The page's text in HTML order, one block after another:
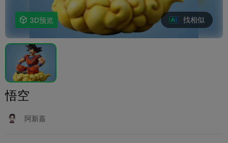
 3D预览 找相似
悟空
阿新嘉